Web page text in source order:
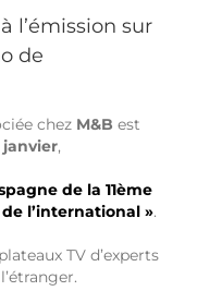
l’émission sur
de
chez M&B est
janvier,
de la 11ème
l’international ».
TV d’experts